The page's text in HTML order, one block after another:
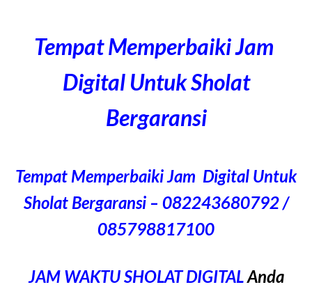
Tempat Memperbaiki Jam
Digital Untuk Sholat
Bergaransi
Tempat Memperbaiki Jam Digital Untuk
Sholat Bergaransi – 082243680792 /
085798817100
JAM WAKTU SHOLAT DIGITALAnda